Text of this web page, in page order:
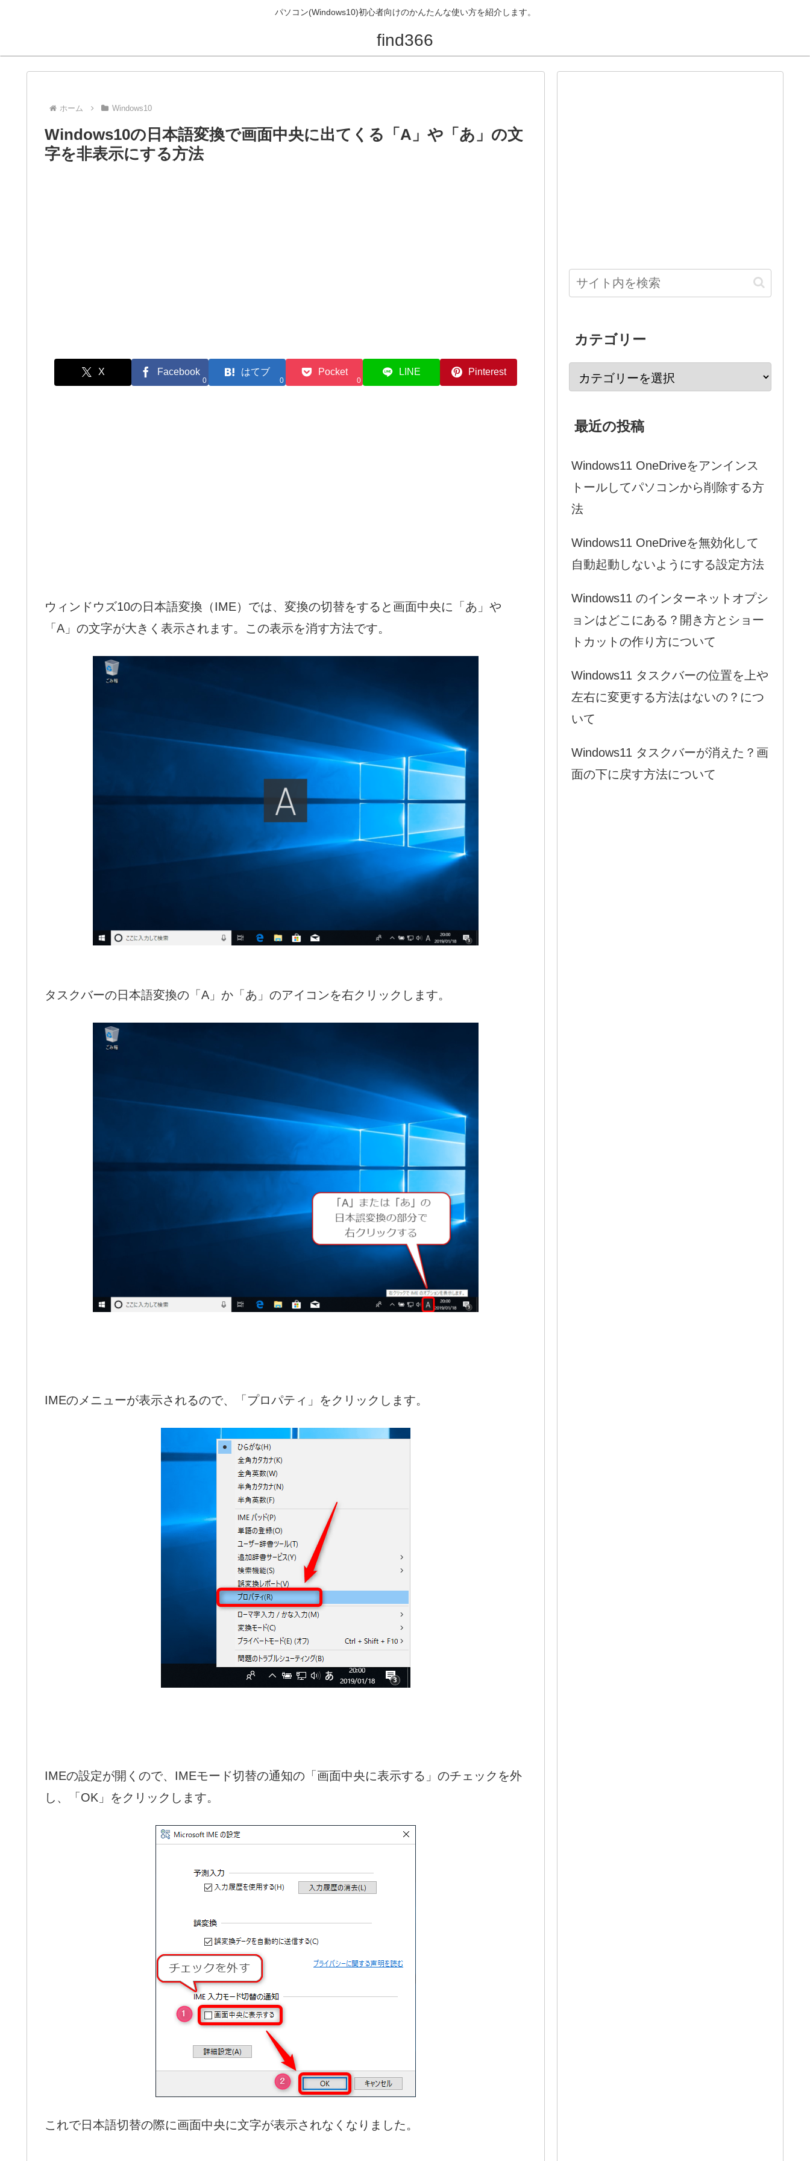
パソコン(Windows10)初心者向けのかんたんな使い方を紹介します。
find366
ホーム Windows10
Windows10の日本語変換で画面中央に出てくる「A」や「あ」の文
字を非表示にする方法
X Facebook
0
はてブ
0
Pocket
0
LINE Pinterest
ウィンドウズ10の日本語変換（IME）では、変換の切替をすると画面中央に「あ」や
「A」の文字が大きく表示されます。この表示を消す方法です。
タスクバーの日本語変換の「A」か「あ」のアイコンを右クリックします。
IMEのメニューが表示されるので、「プロパティ」をクリックします。
IMEの設定が開くので、IMEモード切替の通知の「画面中央に表示する」のチェックを外
し、「OK」をクリックします。
これで日本語切替の際に画面中央に文字が表示されなくなりました。
カテゴリー
最近の投稿
Windows11 OneDriveをアンインス
トールしてパソコンから削除する方
法
Windows11 OneDriveを無効化して
自動起動しないようにする設定方法
Windows11 のインターネットオプシ
ョンはどこにある？開き方とショー
トカットの作り方について
Windows11 タスクバーの位置を上や
左右に変更する方法はないの？につ
いて
Windows11 タスクバーが消えた？画
面の下に戻す方法について